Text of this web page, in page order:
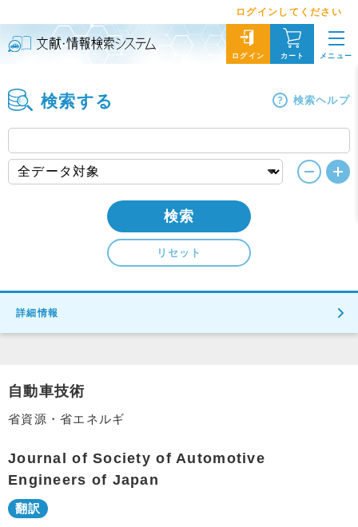
ログインしてください
ログイン カート メニュー
検索する 検索ヘルプ
検索
リセット
詳細情報
自動車技術
省資源・省エネルギ
Journal of Society of Automotive
Engineers of Japan